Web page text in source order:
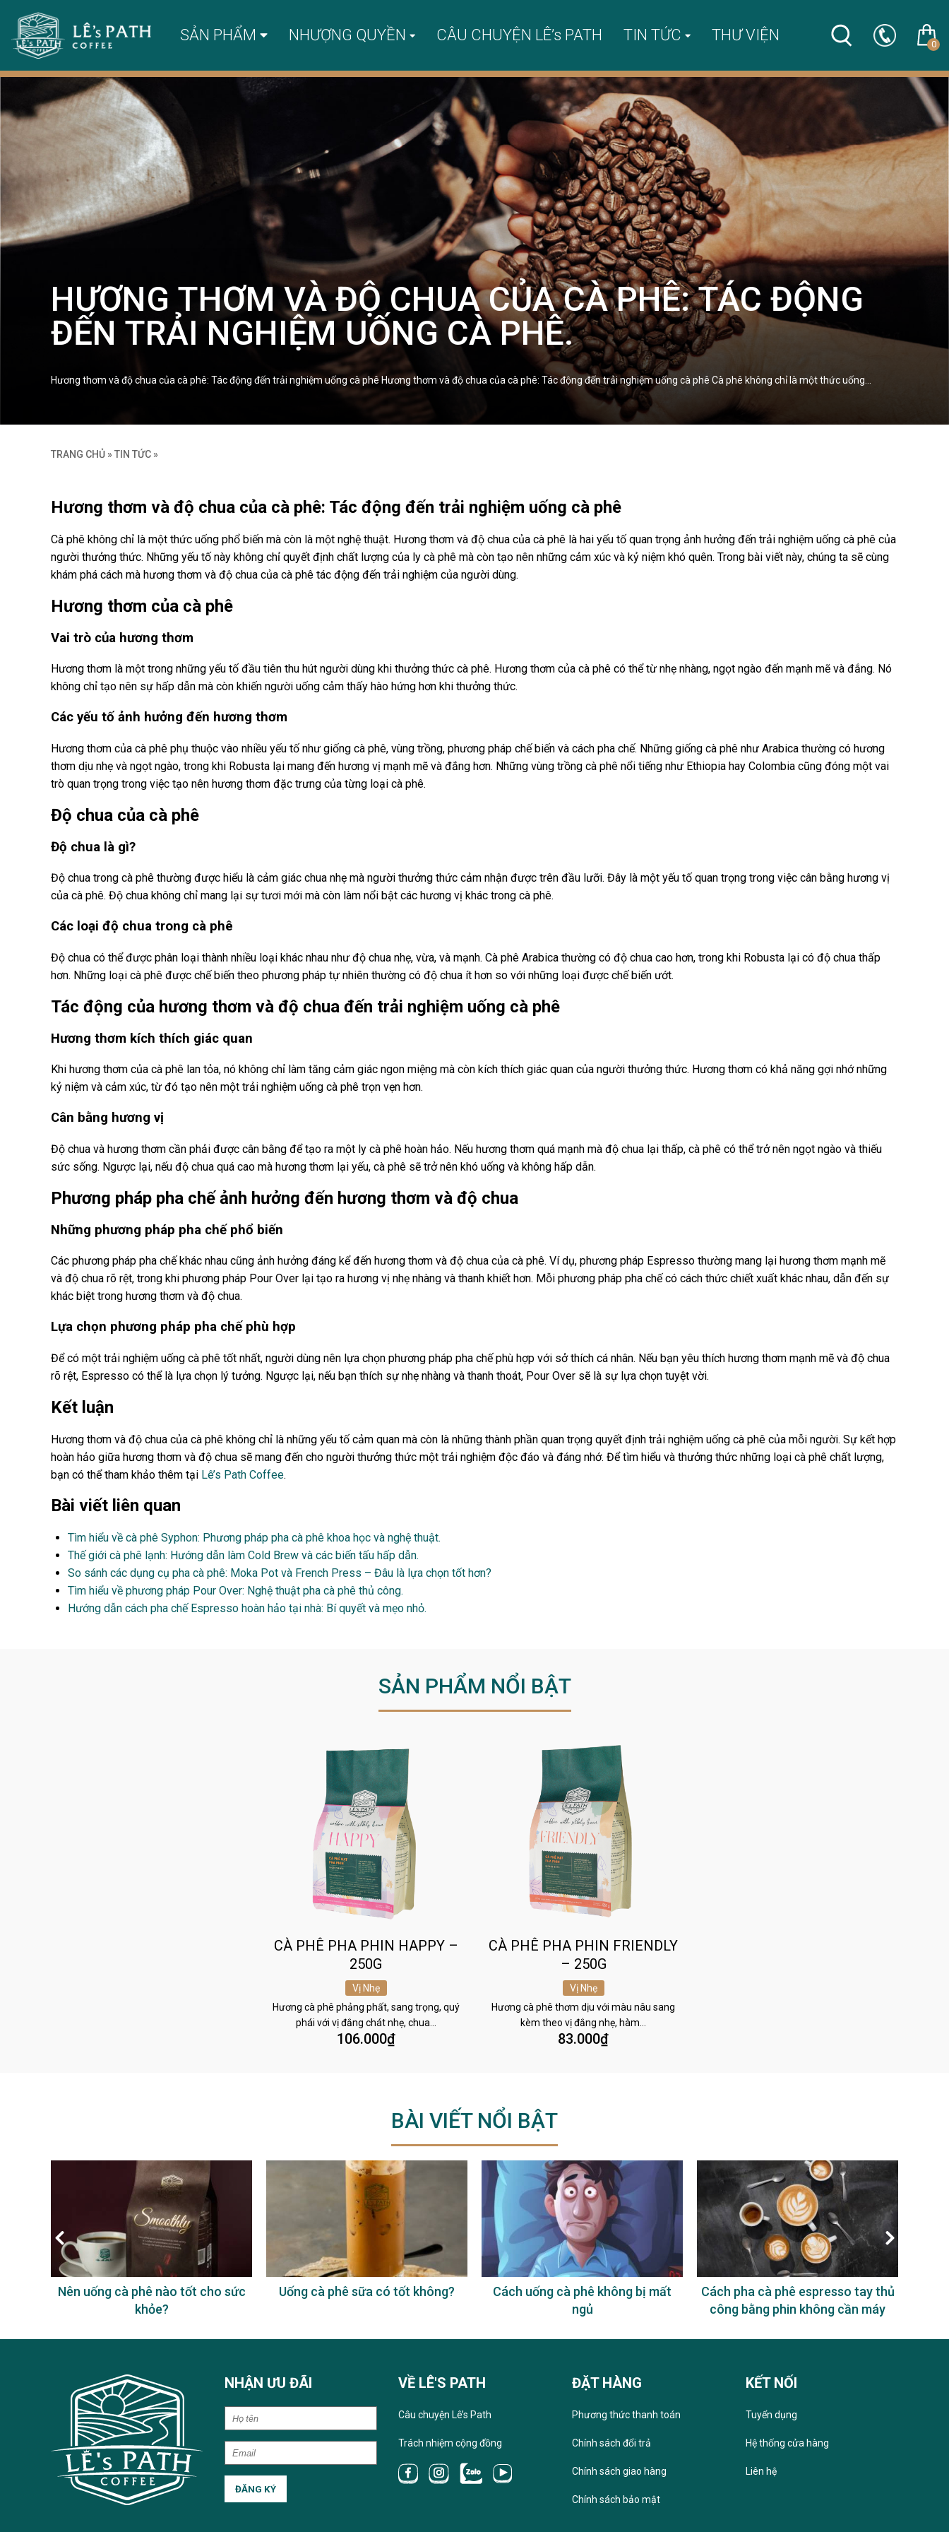
SẢN PHẨM NHƯỢNG QUYỀN CÂU CHUYỆN LÊ’s PATH TIN TỨC THƯ VIỆN 0
HƯƠNG THƠM VÀ ĐỘ CHUA CỦA CÀ PHÊ: TÁC ĐỘNG
ĐẾN TRẢI NGHIỆM UỐNG CÀ PHÊ.
Hương thơm và độ chua của cà phê: Tác động đến trải nghiệm uống cà phê Hương thơm và độ chua của cà phê: Tác động đến trải nghiệm uống cà phê Cà phê không chỉ là một thức uống…
TRANG CHỦ » TIN TỨC »
Hương thơm và độ chua của cà phê: Tác động đến trải nghiệm uống cà phê
Cà phê không chỉ là một thức uống phổ biến mà còn là một nghệ thuật. Hương thơm và độ chua của cà phê là hai yếu tố quan trọng ảnh hưởng đến trải nghiệm uống cà phê của
người thưởng thức. Những yếu tố này không chỉ quyết định chất lượng của ly cà phê mà còn tạo nên những cảm xúc và kỷ niệm khó quên. Trong bài viết này, chúng ta sẽ cùng
khám phá cách mà hương thơm và độ chua của cà phê tác động đến trải nghiệm của người dùng.
Hương thơm của cà phê
Vai trò của hương thơm
Hương thơm là một trong những yếu tố đầu tiên thu hút người dùng khi thưởng thức cà phê. Hương thơm của cà phê có thể từ nhẹ nhàng, ngọt ngào đến mạnh mẽ và đắng. Nó
không chỉ tạo nên sự hấp dẫn mà còn khiến người uống cảm thấy hào hứng hơn khi thưởng thức.
Các yếu tố ảnh hưởng đến hương thơm
Hương thơm của cà phê phụ thuộc vào nhiều yếu tố như giống cà phê, vùng trồng, phương pháp chế biến và cách pha chế. Những giống cà phê như Arabica thường có hương
thơm dịu nhẹ và ngọt ngào, trong khi Robusta lại mang đến hương vị mạnh mẽ và đắng hơn. Những vùng trồng cà phê nổi tiếng như Ethiopia hay Colombia cũng đóng một vai
trò quan trọng trong việc tạo nên hương thơm đặc trưng của từng loại cà phê.
Độ chua của cà phê
Độ chua là gì?
Độ chua trong cà phê thường được hiểu là cảm giác chua nhẹ mà người thưởng thức cảm nhận được trên đầu lưỡi. Đây là một yếu tố quan trọng trong việc cân bằng hương vị
của cà phê. Độ chua không chỉ mang lại sự tươi mới mà còn làm nổi bật các hương vị khác trong cà phê.
Các loại độ chua trong cà phê
Độ chua có thể được phân loại thành nhiều loại khác nhau như độ chua nhẹ, vừa, và mạnh. Cà phê Arabica thường có độ chua cao hơn, trong khi Robusta lại có độ chua thấp
hơn. Những loại cà phê được chế biến theo phương pháp tự nhiên thường có độ chua ít hơn so với những loại được chế biến ướt.
Tác động của hương thơm và độ chua đến trải nghiệm uống cà phê
Hương thơm kích thích giác quan
Khi hương thơm của cà phê lan tỏa, nó không chỉ làm tăng cảm giác ngon miệng mà còn kích thích giác quan của người thưởng thức. Hương thơm có khả năng gợi nhớ những
kỷ niệm và cảm xúc, từ đó tạo nên một trải nghiệm uống cà phê trọn vẹn hơn.
Cân bằng hương vị
Độ chua và hương thơm cần phải được cân bằng để tạo ra một ly cà phê hoàn hảo. Nếu hương thơm quá mạnh mà độ chua lại thấp, cà phê có thể trở nên ngọt ngào và thiếu
sức sống. Ngược lại, nếu độ chua quá cao mà hương thơm lại yếu, cà phê sẽ trở nên khó uống và không hấp dẫn.
Phương pháp pha chế ảnh hưởng đến hương thơm và độ chua
Những phương pháp pha chế phổ biến
Các phương pháp pha chế khác nhau cũng ảnh hưởng đáng kể đến hương thơm và độ chua của cà phê. Ví dụ, phương pháp Espresso thường mang lại hương thơm mạnh mẽ
và độ chua rõ rệt, trong khi phương pháp Pour Over lại tạo ra hương vị nhẹ nhàng và thanh khiết hơn. Mỗi phương pháp pha chế có cách thức chiết xuất khác nhau, dẫn đến sự
khác biệt trong hương thơm và độ chua.
Lựa chọn phương pháp pha chế phù hợp
Để có một trải nghiệm uống cà phê tốt nhất, người dùng nên lựa chọn phương pháp pha chế phù hợp với sở thích cá nhân. Nếu bạn yêu thích hương thơm mạnh mẽ và độ chua
rõ rệt, Espresso có thể là lựa chọn lý tưởng. Ngược lại, nếu bạn thích sự nhẹ nhàng và thanh thoát, Pour Over sẽ là sự lựa chọn tuyệt vời.
Kết luận
Hương thơm và độ chua của cà phê không chỉ là những yếu tố cảm quan mà còn là những thành phần quan trọng quyết định trải nghiệm uống cà phê của mỗi người. Sự kết hợp
hoàn hảo giữa hương thơm và độ chua sẽ mang đến cho người thưởng thức một trải nghiệm độc đáo và đáng nhớ. Để tìm hiểu và thưởng thức những loại cà phê chất lượng,
bạn có thể tham khảo thêm tại Lê’s Path Coffee.
Bài viết liên quan
Tìm hiểu về cà phê Syphon: Phương pháp pha cà phê khoa học và nghệ thuật.
Thế giới cà phê lạnh: Hướng dẫn làm Cold Brew và các biến tấu hấp dẫn.
So sánh các dụng cụ pha cà phê: Moka Pot và French Press – Đâu là lựa chọn tốt hơn?
Tìm hiểu về phương pháp Pour Over: Nghệ thuật pha cà phê thủ công.
Hướng dẫn cách pha chế Espresso hoàn hảo tại nhà: Bí quyết và mẹo nhỏ.
SẢN PHẨM NỔI BẬT
CÀ PHÊ PHA PHIN HAPPY –
250G
Vị Nhẹ
Hương cà phê phảng phất, sang trọng, quý
phái với vị đắng chát nhẹ, chua…
106.000₫
CÀ PHÊ PHA PHIN FRIENDLY
– 250G
Vị Nhẹ
Hương cà phê thơm dịu với màu nâu sang
kèm theo vị đắng nhẹ, hàm…
83.000₫
BÀI VIẾT NỔI BẬT
Nên uống cà phê nào tốt cho sức
khỏe?
Uống cà phê sữa có tốt không?
Cách uống cà phê không bị mất
ngủ
Cách pha cà phê espresso tay thủ
công bằng phin không cần máy
NHẬN ƯU ĐÃI VỀ LÊ'S PATH
Câu chuyện Lê’s Path
Trách nhiệm cộng đồng
ĐẶT HÀNG
Phương thức thanh toán
Chính sách đổi trả
Chính sách giao hàng
Chính sách bảo mật
KẾT NỐI
Tuyển dụng
Hệ thống cửa hàng
Liên hệ